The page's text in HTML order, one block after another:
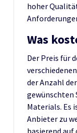
hoher
Was
Der Preis für
der Anzahl
gewünschten
Materials. Es
Anbieter zu
basierend auf